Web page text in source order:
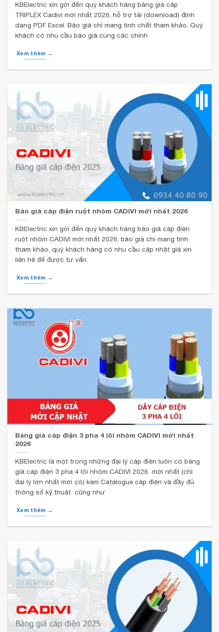
KBElectric xin gởi đến quý khách hàng bảng giá cáp
TRIPLEX Cadivi mới nhất 2026, hỗ trợ tải (download) định
dạng PDF Excel. Báo giá chỉ mang tính chất tham khảo. Quý
khách có nhu cầu báo giá cùng các chính
Xem thêm →
Báo giá cáp điện ruột nhôm CADIVI mới nhất 2026
KBElectric xin gởi đến quý khách hàng báo giá cáp điện
ruột nhôm CADIVI mới nhất 2026, báo giá chỉ mang tính
tham khảo, quý khách hàng có nhu cầu cập nhật giá xin
liên hệ để được tư vấn.
Xem thêm →
Bảng giá cáp điện 3 pha 4 lõi nhôm CADIVI mới nhất
2026
KBElectric là một trong những đại lý cáp điện luôn có bảng
giá cáp điện 3 pha 4 lõi nhôm CADIVI 2026 mới nhất (chỉ
đại lý lớn nhất mới có) kèm Catalogue cáp điện và đầy đủ
thông số kỹ thuật cũng như
Xem thêm →